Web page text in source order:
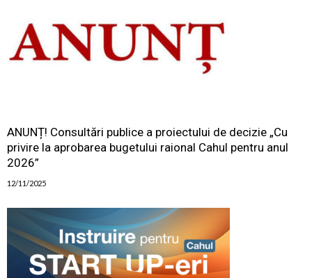
ANUNȚ! Consultări publice a proiectului de decizie „Cu
privire la aprobarea bugetului raional Cahul pentru anul
2026”
12/11/2025